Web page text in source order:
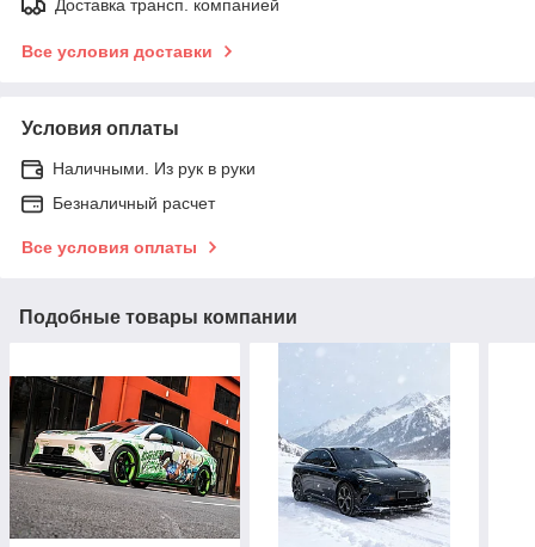
Доставка трансп. компанией
Все условия доставки
Условия оплаты
Наличными. Из рук в руки
Безналичный расчет
Все условия оплаты
Подобные товары компании